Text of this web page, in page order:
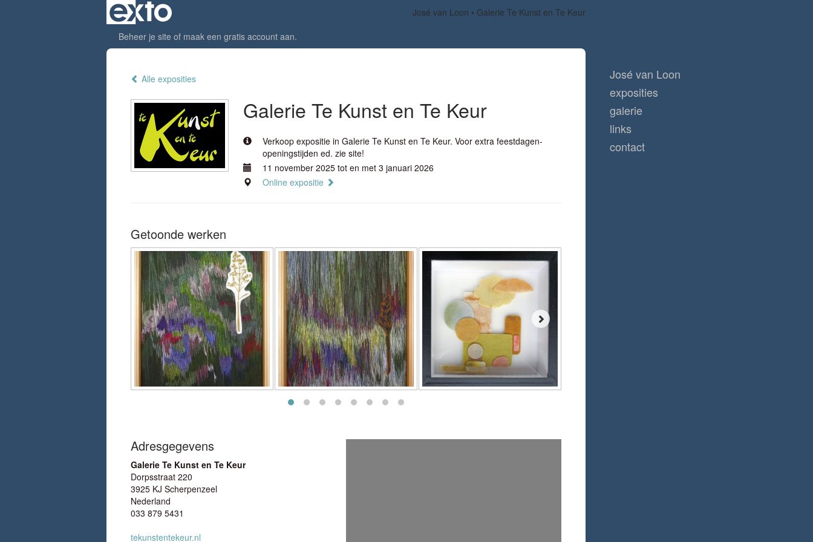
José van Loon
Galerie Te Kunst en Te Keur
Beheer je site of maak een gratis account aan.
Alle exposities
Galerie Te Kunst en Te Keur
Verkoop expositie in Galerie Te Kunst en Te Keur. Voor extra feestdagen-
openingstijden ed. zie site!
11 november 2025 tot en met 3 januari 2026
Online expositie
Getoonde werken
Adresgegevens
Galerie Te Kunst en Te Keur
Dorpsstraat 220
3925 KJ Scherpenzeel
Nederland
033 879 5431
tekunstentekeur.nl
José van Loon
exposities
galerie
links
contact